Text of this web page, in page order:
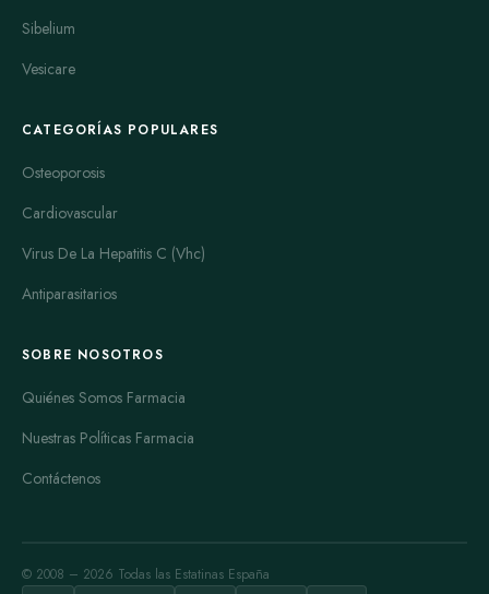
Sibelium
Vesicare
CATEGORÍAS POPULARES
Osteoporosis
Cardiovascular
Virus De La Hepatitis C (Vhc)
Antiparasitarios
SOBRE NOSOTROS
Quiénes Somos Farmacia
Nuestras Políticas Farmacia
Contáctenos
© 2008 – 2026 Todas las Estatinas España